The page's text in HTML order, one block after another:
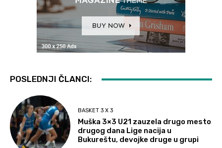
POSLEDNJI ČLANCI:
BASKET 3 X 3
Muška 3×3 U21 zauzela drugo mesto
drugog dana Lige nacija u
Bukureštu, devojke druge u grupi